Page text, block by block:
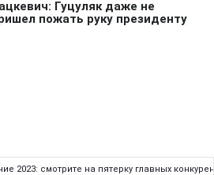
2023: смотрите на пятерку главных